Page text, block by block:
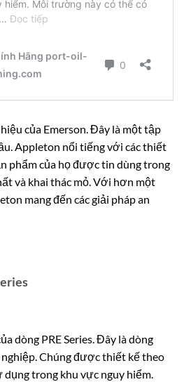
của Emerson. Đây là một tập
Appleton nổi tiếng với các thiết
phẩm của họ được tin dùng trong
và khai thác mỏ. Với hơn một
mang đến các giải pháp an
dòng PRE Series. Đây là dòng
nghiệp. Chúng được thiết kế theo
dụng trong khu vực nguy hiểm.